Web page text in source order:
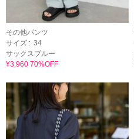
その他パンツ
サイズ : 34
サックスブルー
¥3,960 70%OFF